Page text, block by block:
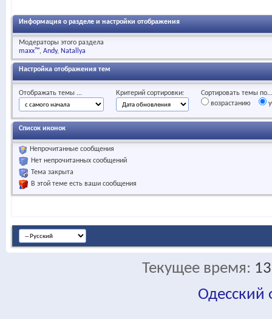
Информация о разделе и настройки отображения
Модераторы этого раздела
maxx™ Andy Natallya
Настройка отображения тем
Отображать темы ... Критерий сортировки:
Сортировать темы по...
возрастанию
Список иконок
Непрочитанные сообщения
Нет непрочитанных сообщений
Тема закрыта
В этой теме есть ваши сообщения
Текущее время:
Одесский